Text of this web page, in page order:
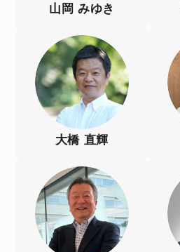
山岡 みゆき
大橋 直輝